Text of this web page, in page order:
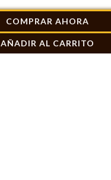
COMPRAR AHORA
AÑADIR AL CARRITO